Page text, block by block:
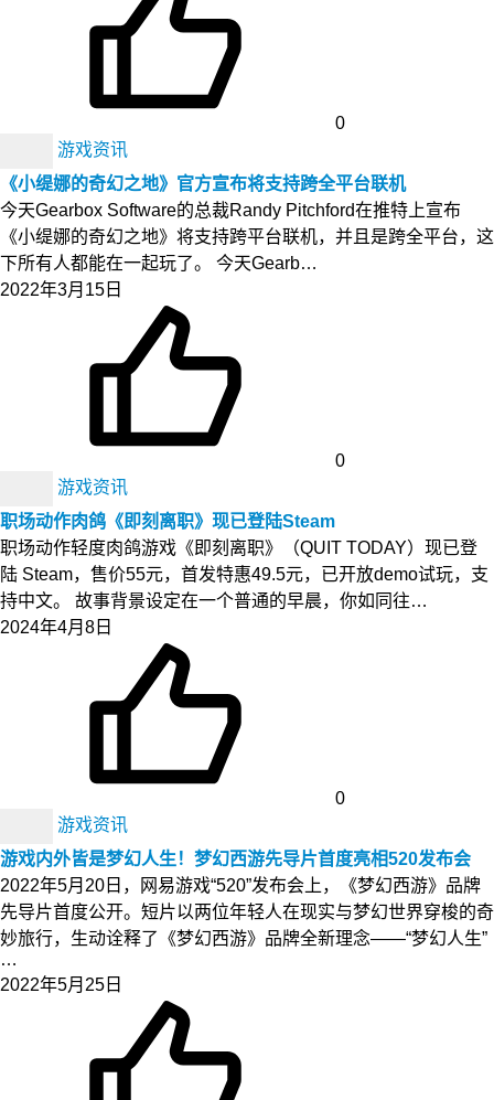
0
游戏资讯
《小缇娜的奇幻之地》官方宣布将支持跨全平台联机
今天Gearbox Software的总裁Randy Pitchford在推特上宣布
《小缇娜的奇幻之地》将支持跨平台联机，并且是跨全平台，这
下所有人都能在一起玩了。 今天Gearb…
2022年3月15日
0
游戏资讯
职场动作肉鸽《即刻离职》现已登陆Steam
职场动作轻度肉鸽游戏《即刻离职》（QUIT TODAY）现已登
陆 Steam，售价55元，首发特惠49.5元，已开放demo试玩，支
持中文。 故事背景设定在一个普通的早晨，你如同往…
2024年4月8日
0
游戏资讯
游戏内外皆是梦幻人生！梦幻西游先导片首度亮相520发布会
2022年5月20日，网易游戏“520”发布会上，《梦幻西游》品牌
先导片首度公开。短片以两位年轻人在现实与梦幻世界穿梭的奇
妙旅行，生动诠释了《梦幻西游》品牌全新理念――“梦幻人生”
…
2022年5月25日